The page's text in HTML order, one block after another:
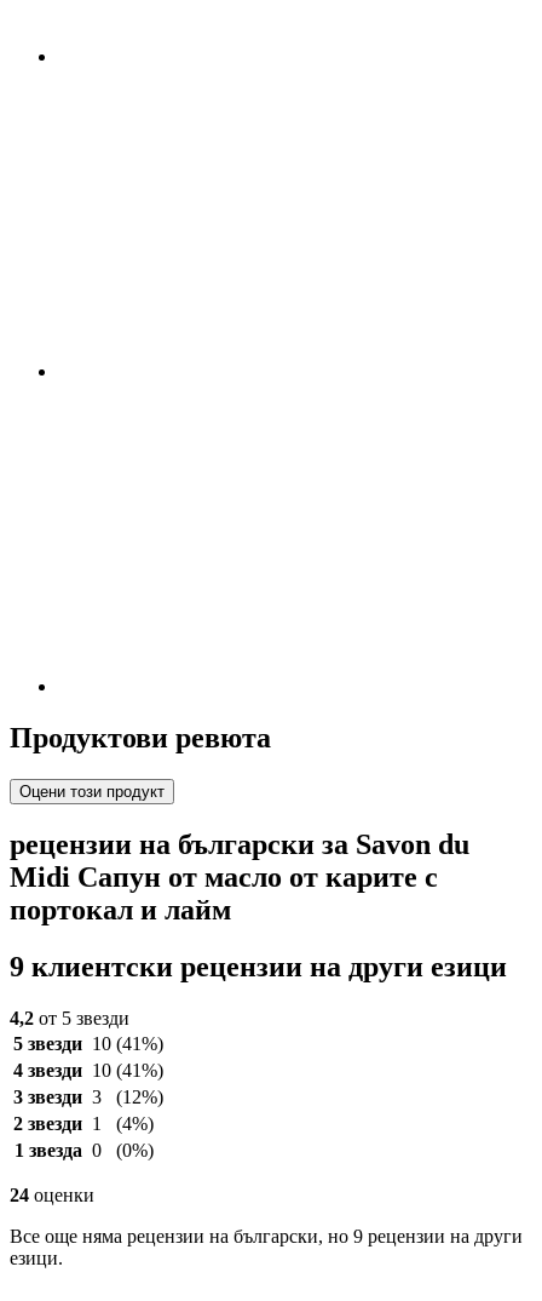
Продуктови ревюта
Оцени този продукт
рецензии на български за Savon du
Midi Сапун от масло от карите с
портокал и лайм
9 клиентски рецензии на други езици
4,2 от 5 звезди
5 звезди 10 (41%)
4 звезди 10 (41%)
3 звезди 3
(12%)
2 звезди 1
(4%)
1 звезда 0 (0%)
24 оценки
Все още няма рецензии на български, но 9 рецензии на други
езици.